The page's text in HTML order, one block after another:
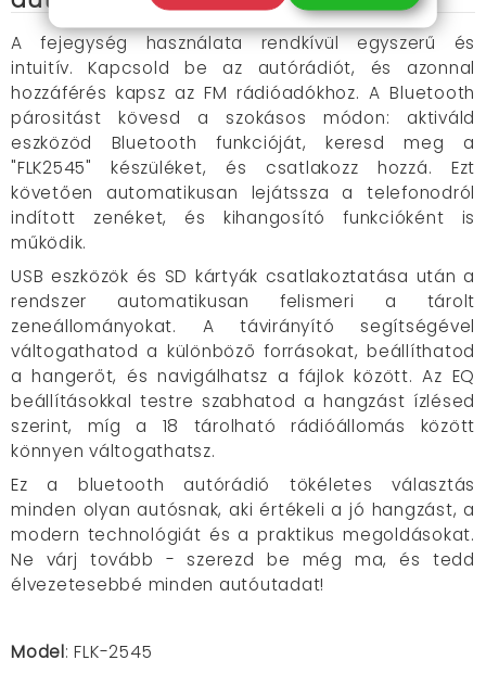
A fejegység használata rendkívül egyszerű és
intuitív. Kapcsold be az autórádiót, és azonnal
hozzáférés kapsz az FM rádióadókhoz. A Bluetooth
párositást kövesd a szokásos módon: aktiváld
eszközöd Bluetooth funkcióját, keresd meg a
"FLK2545" készüléket, és csatlakozz hozzá. Ezt
követően automatikusan lejátssza a telefonodról
indított zenéket, és kihangosító funkcióként is
működik.
USB eszközök és SD kártyák csatlakoztatása után a
rendszer automatikusan felismeri a tárolt
zeneállományokat. A távirányító segítségével
váltogathatod a különböző forrásokat, beállíthatod
a hangerőt, és navigálhatsz a fájlok között. Az EQ
beállításokkal testre szabhatod a hangzást ízlésed
szerint, míg a 18 tárolható rádióállomás között
könnyen váltogathatsz.
Ez a bluetooth autórádió tökéletes választás
minden olyan autósnak, aki értékeli a jó hangzást, a
modern technológiát és a praktikus megoldásokat.
Ne várj tovább - szerezd be még ma, és tedd
élvezetesebbé minden autóutadat!
Model: FLK-2545